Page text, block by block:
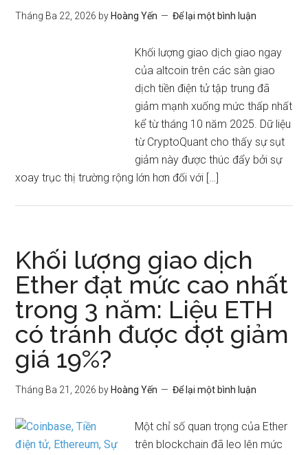
Tháng Ba 22, 2026 by Hoàng Yến Để lại một bình luận
Khối lượng giao dịch giao ngay
của altcoin trên các sàn giao
dịch tiền điện tử tập trung đã
giảm mạnh xuống mức thấp nhất
kể từ tháng 10 năm 2025. Dữ liệu
từ CryptoQuant cho thấy sự sụt
giảm này được thúc đẩy bởi sự
xoay trục thị trường rộng lớn hơn đối với […]
Khối lượng giao dịch
Ether đạt mức cao nhất
trong 3 năm: Liệu ETH
có tránh được đợt giảm
giá 19%?
Tháng Ba 21, 2026 by Hoàng Yến Để lại một bình luận
Một chỉ số quan trọng của Ether
trên blockchain đã leo lên mức